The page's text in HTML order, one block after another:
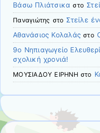
Βάσω Πλιάτσικα στο
Παναγιώτης στο Στείλε
Αθανάσιος Κολαλάς στο
9ο Νηπιαγωγείο
σχολική χρονιά!
ΜΟΥΣΙΑΔΟΥ ΕΙΡΗΝΗστο